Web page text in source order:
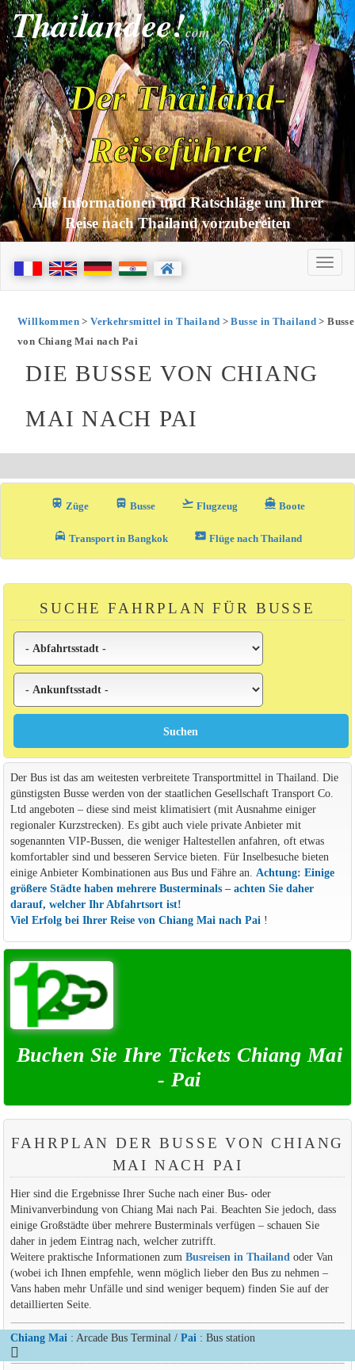
Thailandee!com
Der Thailand-
Reiseführer
Alle Informationen und Ratschläge um Ihrer
Reise nach Thailand vorzubereiten
Willkommen>Verkehrsmittel in Thailand >Busse in Thailand > Busse
von Chiang Mai nach Pai
DIE BUSSE VON CHIANG
MAI NACH PAI
train Züge directions_bus_filled Busse flight_takeoff Flugzeug directions_boat Boote
local_taxi Transport in Bangkok airplane_ticket Flüge nach Thailand
SUCHE FAHRPLAN FÜR BUSSE
Der Bus ist das am weitesten verbreitete Transportmittel in Thailand. Die
günstigsten Busse werden von der staatlichen Gesellschaft Transport Co.
Ltd angeboten – diese sind meist klimatisiert (mit Ausnahme einiger
regionaler Kurzstrecken). Es gibt auch viele private Anbieter mit
sogenannten VIP-Bussen, die weniger Haltestellen anfahren, oft etwas
komfortabler sind und besseren Service bieten. Für Inselbesuche bieten
einige Anbieter Kombinationen aus Bus und Fähre an. Achtung: Einige
größere Städte haben mehrere Busterminals – achten Sie daher
darauf, welcher Ihr Abfahrtsort ist!
Viel Erfolg bei Ihrer Reise von Chiang Mai nach Pai !
Buchen Sie Ihre Tickets Chiang Mai
- Pai
FAHRPLAN DER BUSSE VON CHIANG
MAI NACH PAI
Hier sind die Ergebnisse Ihrer Suche nach einer Bus- oder
Minivanverbindung von Chiang Mai nach Pai. Beachten Sie jedoch, dass
einige Großstädte über mehrere Busterminals verfügen – schauen Sie
daher in jedem Eintrag nach, welcher zutrifft.
Weitere praktische Informationen zum Busreisen in Thailandoder Van
(wobei ich Ihnen empfehle, wenn möglich lieber den Bus zu nehmen –
Vans haben mehr Unfälle und sind weniger bequem) finden Sie auf der
detaillierten Seite.
Chiang Mai : Arcade Bus Terminal / Pai : Bus station